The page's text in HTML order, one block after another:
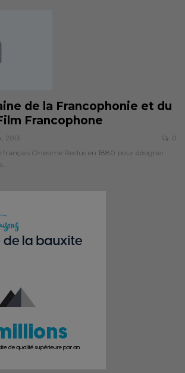
de la Francophonie et du
Francophone
2013 0
français Onésime Reclus en 1880 pour désigner